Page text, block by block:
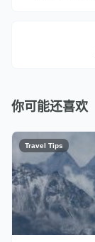
你可能还喜欢
Travel Tips